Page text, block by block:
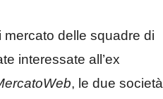
mercato delle squadre di
interessate all’ex
, le due società